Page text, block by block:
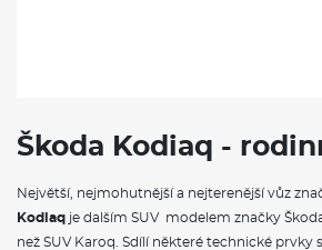
Škoda Kodiaq -
Největší, nejmohutnější a nejterenější vůz
Kodiaq je dalším SUV modelem značky
než SUV Karoq. Sdílí některé technické prvky